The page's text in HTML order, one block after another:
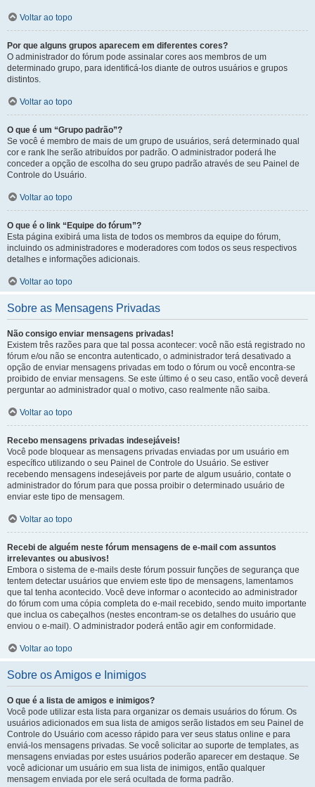
Voltar ao topo
Por que alguns grupos aparecem em diferentes cores?
O administrador do fórum pode assinalar cores aos membros de um
determinado grupo, para identificá-los diante de outros usuários e grupos
distintos.
Voltar ao topo
O que é um “Grupo padrão”?
Se você é membro de mais de um grupo de usuários, será determinado qual
cor e rank lhe serão atribuídos por padrão. O administrador poderá lhe
conceder a opção de escolha do seu grupo padrão através de seu Painel de
Controle do Usuário.
Voltar ao topo
O que é o link “Equipe do fórum”?
Esta página exibirá uma lista de todos os membros da equipe do fórum,
incluindo os administradores e moderadores com todos os seus respectivos
detalhes e informações adicionais.
Voltar ao topo
Sobre as Mensagens Privadas
Não consigo enviar mensagens privadas!
Existem três razões para que tal possa acontecer: você não está registrado no
fórum e/ou não se encontra autenticado, o administrador terá desativado a
opção de enviar mensagens privadas em todo o fórum ou você encontra-se
proibido de enviar mensagens. Se este último é o seu caso, então você deverá
perguntar ao administrador qual o motivo, caso realmente não saiba.
Voltar ao topo
Recebo mensagens privadas indesejáveis!
Você pode bloquear as mensagens privadas enviadas por um usuário em
específico utilizando o seu Painel de Controle do Usuário. Se estiver
recebendo mensagens indesejáveis por parte de algum usuário, contate o
administrador do fórum para que possa proibir o determinado usuário de
enviar este tipo de mensagem.
Voltar ao topo
Recebi de alguém neste fórum mensagens de e-mail com assuntos
irrelevantes ou abusivos!
Embora o sistema de e-mails deste fórum possuir funções de segurança que
tentem detectar usuários que enviem este tipo de mensagens, lamentamos
que tal tenha acontecido. Você deve informar o acontecido ao administrador
do fórum com uma cópia completa do e-mail recebido, sendo muito importante
que inclua os cabeçalhos (nestes encontram-se os detalhes do usuário que
enviou o e-mail). O administrador poderá então agir em conformidade.
Voltar ao topo
Sobre os Amigos e Inimigos
O que é a lista de amigos e inimigos?
Você pode utilizar esta lista para organizar os demais usuários do fórum. Os
usuários adicionados em sua lista de amigos serão listados em seu Painel de
Controle do Usuário com acesso rápido para ver seus status online e para
enviá-los mensagens privadas. Se você solicitar ao suporte de templates, as
mensagens enviadas por estes usuários poderão aparecer em destaque. Se
você adicionar um usuário em sua lista de inimigos, então qualquer
mensagem enviada por ele será ocultada de forma padrão.